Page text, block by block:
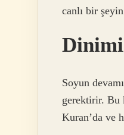
canlı bir
Soyun
gerektirir. Bu
Kuran’da ve